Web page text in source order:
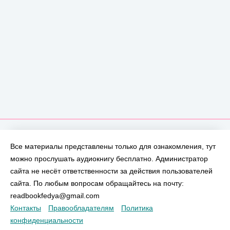
Все материалы представлены только для ознакомления, тут
можно прослушать аудиокнигу бесплатно. Администратор
сайта не несёт ответственности за действия пользователей
сайта. По любым вопросам обращайтесь на почту:
readbookfedya@gmail.com
Контакты
Правообладателям
Политика
конфиденциальности